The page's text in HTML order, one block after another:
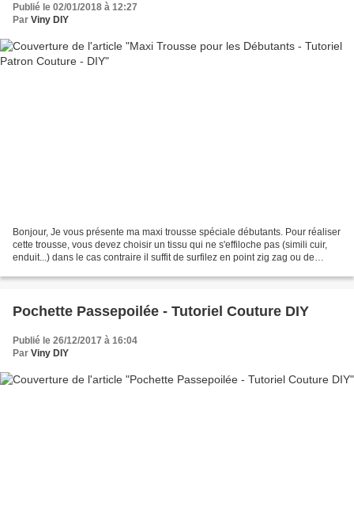
Publié le 02/01/2018 à 12:27
Par Viny DIY
Bonjour, Je vous présente ma maxi trousse spéciale débutants. Pour réaliser
cette trousse, vous devez choisir un tissu qui ne s'effiloche pas (simili cuir,
enduit...) dans le cas contraire il suffit de surfilez en point zig zag ou de
Pochette Passepoilée - Tutoriel Couture DIY
Publié le 26/12/2017 à 16:04
Par Viny DIY